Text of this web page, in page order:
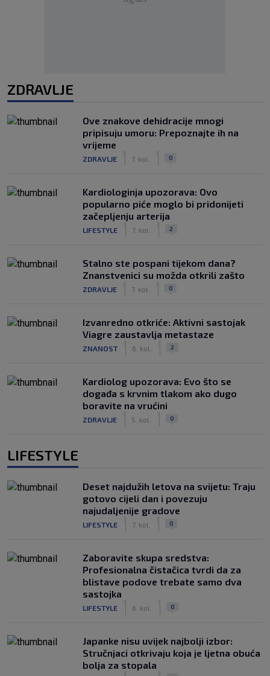
ZDRAVLJE
Ove znakove dehidracije mnogi
pripisuju umoru: Prepoznajte ih na
vrijeme
ZDRAVLJE 7. kol. 0
Kardiologinja upozorava: Ovo
popularno piće moglo bi pridonijeti
začepljenju arterija
LIFESTYLE 7. kol. 2
Stalno ste pospani tijekom dana?
Znanstvenici su možda otkrili zašto
ZDRAVLJE 7. kol. 0
Izvanredno otkriće: Aktivni sastojak
Viagre zaustavlja metastaze
ZNANOST 6. kol. 2
Kardiolog upozorava: Evo što se
događa s krvnim tlakom ako dugo
boravite na vrućini
ZDRAVLJE 5. kol. 0
LIFESTYLE
Deset najdužih letova na svijetu: Traju
gotovo cijeli dan i povezuju
najudaljenije gradove
LIFESTYLE 7. kol. 0
Zaboravite skupa sredstva:
Profesionalna čistačica tvrdi da za
blistave podove trebate samo dva
sastojka
LIFESTYLE 6. kol. 0
Japanke nisu uvijek najbolji izbor:
Stručnjaci otkrivaju koja je ljetna obuća
bolja za stopala